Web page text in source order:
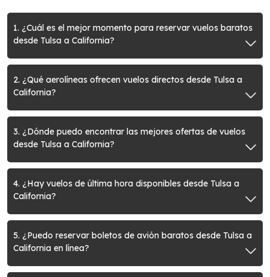
1. ¿Cuál es el mejor momento para reservar vuelos baratos
desde Tulsa a California?
2. ¿Qué aerolíneas ofrecen vuelos directos desde Tulsa a
California?
3. ¿Dónde puedo encontrar las mejores ofertas de vuelos
desde Tulsa a California?
4. ¿Hay vuelos de última hora disponibles desde Tulsa a
California?
5. ¿Puedo reservar boletos de avión baratos desde Tulsa a
California en línea?